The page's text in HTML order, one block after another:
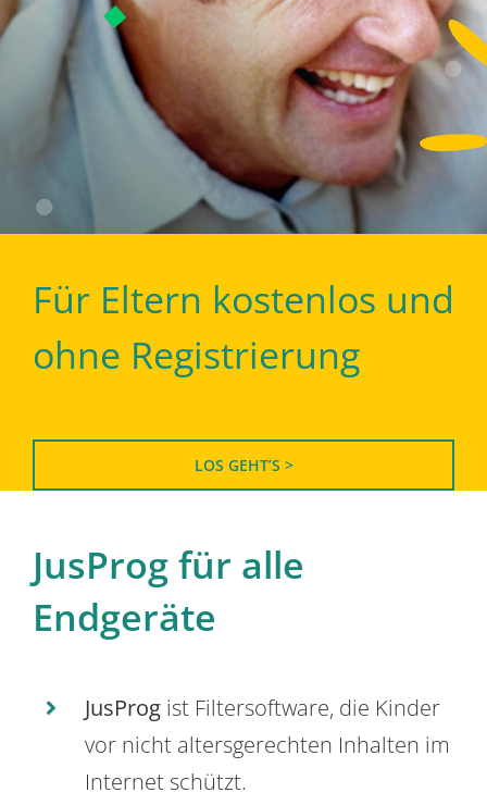
Für Eltern kostenlos und
ohne Registrierung
LOS GEHT’S >
JusProg für alle
Endgeräte
JusProg ist Filtersoftware, die Kinder
vor nicht altersgerechten Inhalten im
Internet schützt.